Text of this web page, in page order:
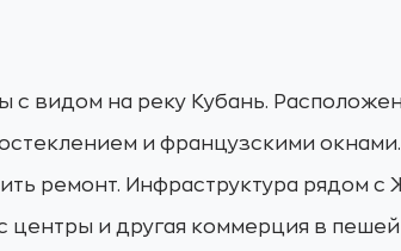
с видом на реку Кубань.
и французскими
ремонт. Инфраструктура рядом с
и другая коммерция в